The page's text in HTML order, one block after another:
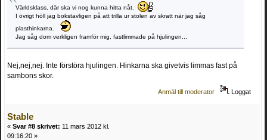
Världsklass, där ska vi nog kunna hitta nåt.
I övrigt höll jag bokstavligen på att trilla ur stolen av skratt när jag såg
plasthinkarna.
Jag såg dom verkligen framför mig, fastlimmade på hjulingen...
Nej,nej,nej. Inte förstöra hjulingen. Hinkarna ska givetvis limmas fast på
sambons skor.
Anmäl till moderator Loggat
Stable
« Svar #8 skrivet: 11 mars 2012 kl.
09:16:20 »